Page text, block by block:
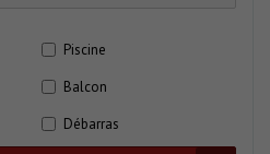
Piscine
Balcon
Débarras